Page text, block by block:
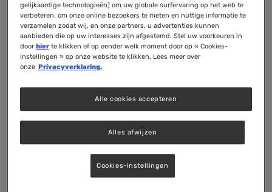
gelijkaardige technologieën) om uw globale surfervaring op het web te
verbeteren, om onze online bezoekers te meten en nuttige informatie te
verzamelen zodat wij, en onze partners, u advertenties kunnen
aanbieden die op uw interesses zijn afgestemd. Stel uw voorkeuren in
doorhierte klikken of op eender welk moment door op « Cookies-
instellingen » op onze website te klikken. Lees meer over
onze Privacyverklaring.
Alles afwijzen
Alle cookies accepteren
Cookies-instellingen